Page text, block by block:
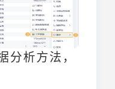
分析方法，